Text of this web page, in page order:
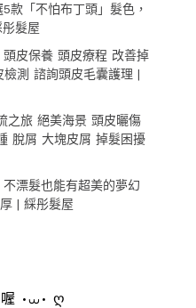
款「不怕布丁頭」髮色，
髮屋
頭皮保養 頭皮療程 改善掉
測 諮詢頭皮毛囊護理 |
之旅 絕美海景 頭皮曬傷
脫屑 大塊皮屑 掉髮困擾
不漂髮也能有超美的夢幻
| 綵彤髮屋
•⩊• ღ